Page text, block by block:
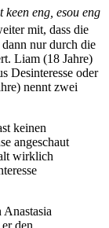
keen eng, esou eng
mit, dass die
nur durch die
Liam (18 Jahre)
Desinteresse oder
nennt zwei
keinen
angeschaut
wirklich
den